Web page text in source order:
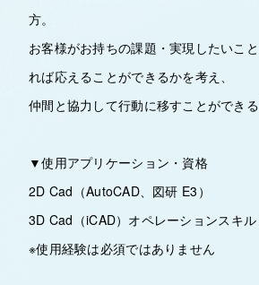
方。
お客様がお持ちの課題・実現したいこ
れば応えることができるかを考え、
仲間と協力して行動に移すことができる
▼使用アプリケーション・資格
2D Cad（AutoCAD、図研 E3）
3D Cad（iCAD）オペレーションスキル
※使用経験は必須ではありません